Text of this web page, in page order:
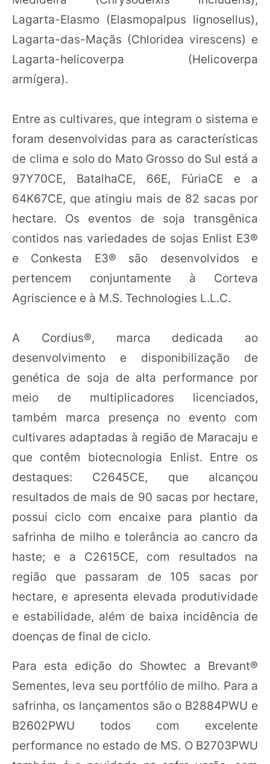
Lagarta-Elasmo (Elasmopalpus lignosellus),
Lagarta-das-Maçãs (Chloridea virescens) e
Lagarta-helicoverpa (Helicoverpa
armígera).
Entre as cultivares, que integram o sistema e
foram desenvolvidas para as características
de clima e solo do Mato Grosso do Sul está a
97Y70CE, BatalhaCE, 66E, FúriaCE e a
64K67CE, que atingiu mais de 82 sacas por
hectare. Os eventos de soja transgênica
contidos nas variedades de sojas Enlist E3®
e Conkesta E3® são desenvolvidos e
pertencem conjuntamente à Corteva
Agriscience e à M.S. Technologies L.L.C.
A Cordius®, marca dedicada ao
desenvolvimento e disponibilização de
genética de soja de alta performance por
meio de multiplicadores licenciados,
também marca presença no evento com
cultivares adaptadas à região de Maracaju e
que contêm biotecnologia Enlist. Entre os
destaques: C2645CE, que alcançou
resultados de mais de 90 sacas por hectare,
possui ciclo com encaixe para plantio da
safrinha de milho e tolerância ao cancro da
haste; e a C2615CE, com resultados na
região que passaram de 105 sacas por
hectare, e apresenta elevada produtividade
e estabilidade, além de baixa incidência de
doenças de final de ciclo.
Para esta edição do Showtec a Brevant®
Sementes, leva seu portfólio de milho. Para a
safrinha, os lançamentos são o B2884PWU e
B2602PWU todos com excelente
performance no estado de MS. O B2703PWU